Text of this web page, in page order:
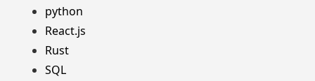
python
React.js
Rust
SQL